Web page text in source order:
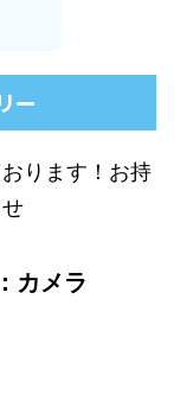
ー
ります！お持
カメラ